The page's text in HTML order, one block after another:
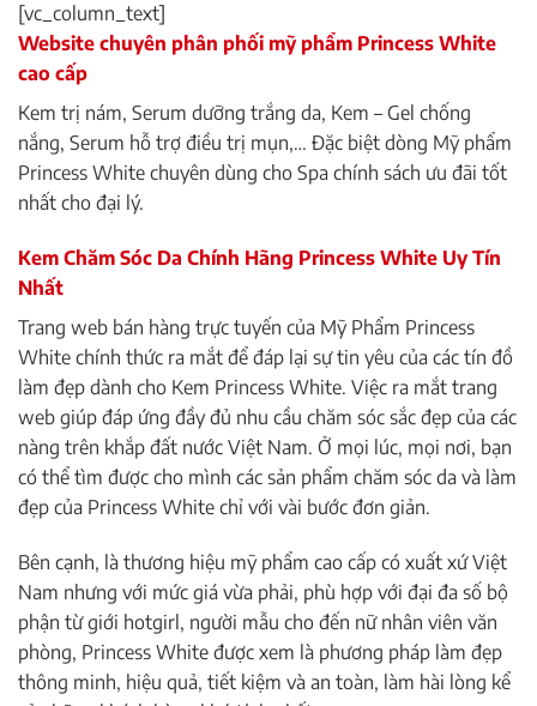
[vc_column_text]
Website chuyên phân phối mỹ phẩm Princess White
cao cấp
Kem trị nám, Serum dưỡng trắng da, Kem – Gel chống
nắng, Serum hỗ trợ điều trị mụn,… Đặc biệt dòng Mỹ phẩm
Princess White chuyên dùng cho Spa chính sách ưu đãi tốt
nhất cho đại lý.
Kem Chăm Sóc Da Chính Hãng Princess White Uy Tín
Nhất
Trang web bán hàng trực tuyến của Mỹ Phẩm Princess
White chính thức ra mắt để đáp lại sự tin yêu của các tín đồ
làm đẹp dành cho Kem Princess White. Việc ra mắt trang
web giúp đáp ứng đầy đủ nhu cầu chăm sóc sắc đẹp của các
nàng trên khắp đất nước Việt Nam. Ở mọi lúc, mọi nơi, bạn
có thể tìm được cho mình các sản phẩm chăm sóc da và làm
đẹp của Princess White chỉ với vài bước đơn giản.
Bên cạnh, là thương hiệu mỹ phẩm cao cấp có xuất xứ Việt
Nam nhưng với mức giá vừa phải, phù hợp với đại đa số bộ
phận từ giới hotgirl, người mẫu cho đến nữ nhân viên văn
phòng, Princess White được xem là phương pháp làm đẹp
thông minh, hiệu quả, tiết kiệm và an toàn, làm hài lòng kể